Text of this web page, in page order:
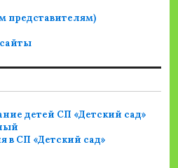
представителям)
детей СП «Детский сад»
в СП «Детский сад»